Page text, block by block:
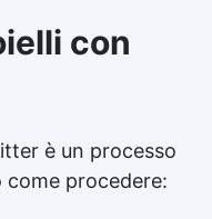
con
è un processo
procedere: